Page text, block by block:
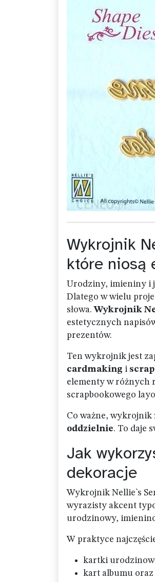
Wykrojnik
które niosą
Urodziny, imieniny i
Dlatego w wielu
słowa.Wykrojnik
estetycznych
prezentów.
Ten wykrojnik jest
cardmaking i
elementy w różnych
scrapbookowego
Co ważne, wykrojnik
oddzielnie. To daje
Jak
dekoracje
Wykrojnik Nellie`s
wyrazisty akcent
urodzinowy,
W praktyce
kartki
kart albumu